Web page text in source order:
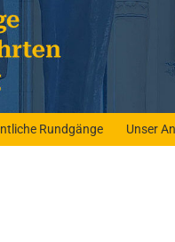
Rundgänge Unser